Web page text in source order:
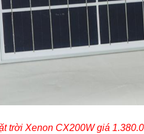
trời Xenon CX200W giá